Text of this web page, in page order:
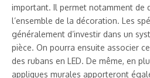
important. Il permet notamment de
l’ensemble de la décoration. Les
généralement d’investir dans un
pièce. On pourra ensuite associer
des rubans en LED. De même, en
appliques murales apporteront